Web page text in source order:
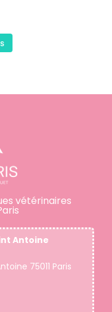
vétérinaires
Antoine
75011 Paris